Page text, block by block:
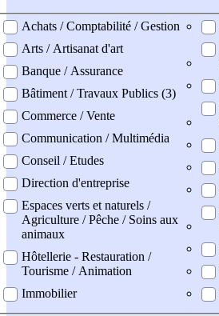
professionel
Achats / Comptabilité / Gestion
Arts / Artisanat d'art
Banque / Assurance
Bâtiment / Travaux Publics (3)
Commerce / Vente
Communication / Multimédia
Conseil / Etudes
Direction d'entreprise
Espaces verts et naturels /
Agriculture / Pêche / Soins aux
animaux
Hôtellerie - Restauration /
Tourisme / Animation
Immobilier